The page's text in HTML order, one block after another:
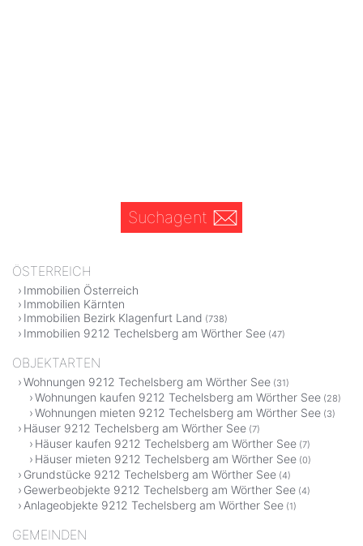
Suchagent
ÖSTERREICH
Immobilien Österreich
Immobilien Kärnten
Immobilien Bezirk Klagenfurt Land (738)
Immobilien 9212 Techelsberg am Wörther See (47)
OBJEKTARTEN
Wohnungen 9212 Techelsberg am Wörther See (31)
Wohnungen kaufen 9212 Techelsberg am Wörther See (28)
Wohnungen mieten 9212 Techelsberg am Wörther See (3)
Häuser 9212 Techelsberg am Wörther See (7)
Häuser kaufen 9212 Techelsberg am Wörther See (7)
Häuser mieten 9212 Techelsberg am Wörther See (0)
Grundstücke 9212 Techelsberg am Wörther See (4)
Gewerbeobjekte 9212 Techelsberg am Wörther See (4)
Anlageobjekte 9212 Techelsberg am Wörther See (1)
GEMEINDEN